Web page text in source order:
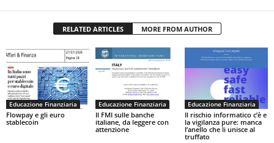
RELATED ARTICLES MORE FROM AUTHOR
Educazione Finanziaria
Flowpay e gli euro
stablecoin
Educazione Finanziaria
Il FMI sulle banche
italiane, da leggere con
attenzione
Educazione Finanziaria
Il rischio informatico c’è e
la vigilanza pure: manca
l’anello che li unisce al
truffato